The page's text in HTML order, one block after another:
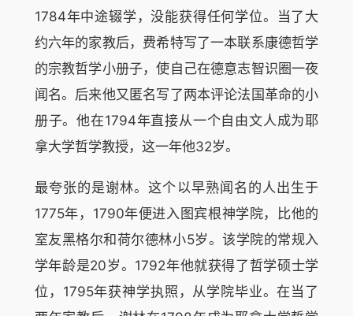
1784年中途辍学，没能获得任何学位。当了大
约六年的家教后，费希特写了一本联系康德哲学
的宗教哲学小册子，使自己在德意志智识圈一夜
闻名。后来他又匿名写了两本评论法国革命的小
册子。他在1794年直接从一个自由文人成为耶
拿大学哲学教授，这一年他32岁。
最夸张的是谢林。这个以早熟闻名的人出生于
1775年，1790年便进入图宾根神学院，比他的
室友黑格尔和荷尔德林小5岁。该学院的常规入
学年龄是20岁。1792年他就获得了哲学硕士学
位，1795年获神学执照，从学院毕业。在当了